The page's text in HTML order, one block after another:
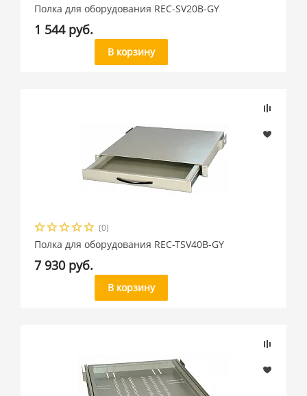
Полка для оборудования REC-SV20B-GY
1 544 руб.
В корзину
(0)
Полка для оборудования REC-TSV40B-GY
7 930 руб.
В корзину